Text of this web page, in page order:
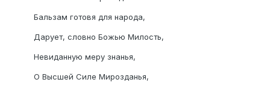
Бальзам готовя для народа,
Дарует, словно Божью Милость,
Невиданную меру знанья,
О Высшей Силе Мирозданья,